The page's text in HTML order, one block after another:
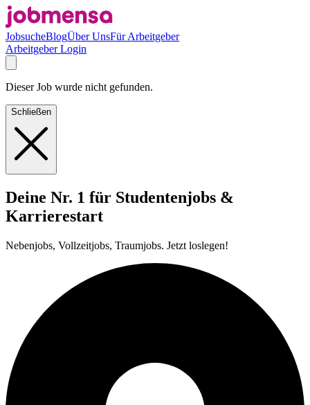
JobsucheBlogÜber UnsFür Arbeitgeber
Arbeitgeber Login
Dieser Job wurde nicht gefunden.
Schließen
Deine Nr. 1 für Studentenjobs &
Karrierestart
Nebenjobs, Vollzeitjobs, Traumjobs. Jetzt loslegen!